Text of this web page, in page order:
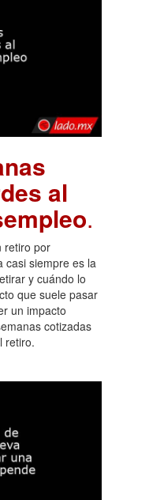
al
.
retiro por
casi siempre es la
y cuándo lo
que suele pasar
un impacto
cotizadas
retiro.